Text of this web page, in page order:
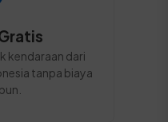
kendaraan dari
tanpa biaya